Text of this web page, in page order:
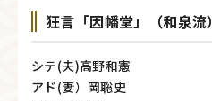
狂言「因幡堂」（和泉流）
シテ(夫)高野和憲
アド(妻）岡聡史